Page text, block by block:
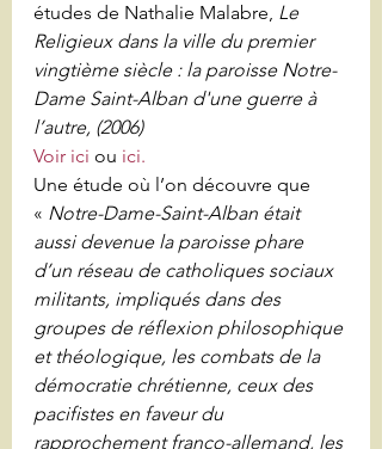
études de Nathalie Malabre, Le
Religieux dans la ville du premier
vingtième siècle : la paroisse Notre-
Dame Saint-Alban d'une guerre à
l’autre, (2006)
Voir ici ou ici.
Une étude où l’on découvre que
« Notre-Dame-Saint-Alban était
aussi devenue la paroisse phare
d’un réseau de catholiques sociaux
militants, impliqués dans des
groupes de réflexion philosophique
et théologique, les combats de la
démocratie chrétienne, ceux des
pacifistes en faveur du
rapprochement franco-allemand, les